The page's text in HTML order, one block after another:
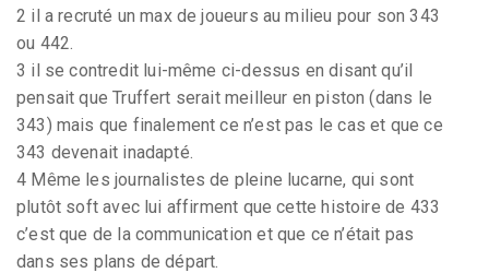
2 il a recruté un max de joueurs au milieu pour son 343
ou 442.
3 il se contredit lui-même ci-dessus en disant qu’il
pensait que Truffert serait meilleur en piston (dans le
343) mais que finalement ce n’est pas le cas et que ce
343 devenait inadapté.
4 Même les journalistes de pleine lucarne, qui sont
plutôt soft avec lui affirment que cette histoire de 433
c’est que de la communication et que ce n’était pas
dans ses plans de départ.